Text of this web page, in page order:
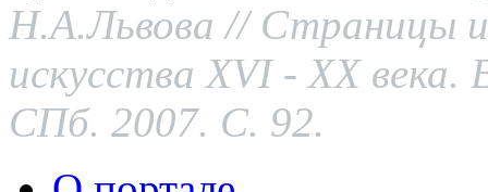
Н.А.Львова // Страницы
искусства XVI- XXвека.
СПб. 2007. С. 92.